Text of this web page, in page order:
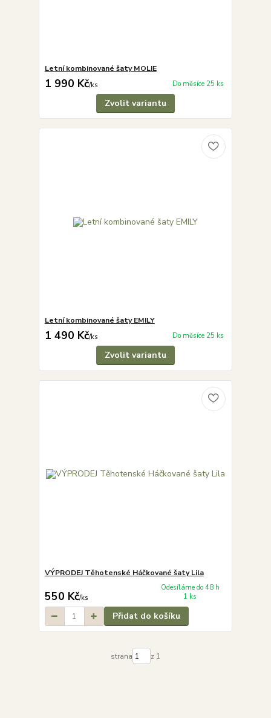
Letní kombinované šaty MOLIE
1 990 Kč/ks Do měsíce 25 ks
Zvolit variantu
Letní kombinované šaty EMILY
1 490 Kč/ks Do měsíce 25 ks
Zvolit variantu
VÝPRODEJ Těhotenské Háčkované šaty Lila
550 Kč/ks
Odesíláme do 48 h
1 ks
Přidat do košíku
strana z 1